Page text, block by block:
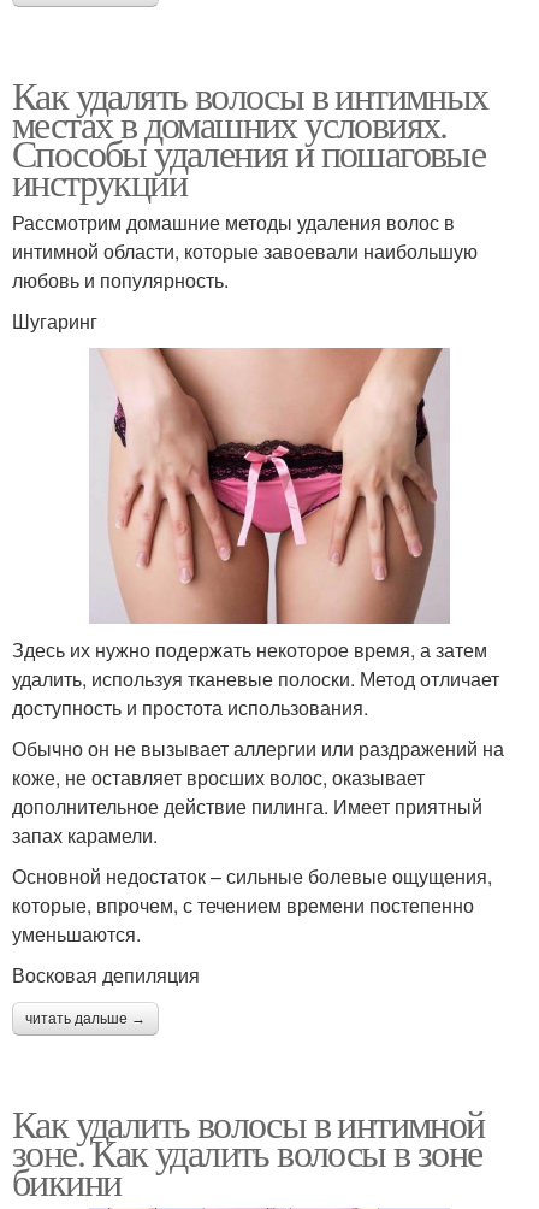
Как удалять волосы в интимных
местах в домашних условиях.
Способы удаления и пошаговые
инструкции
Рассмотрим домашние методы удаления волос в
интимной области, которые завоевали наибольшую
любовь и популярность.
Шугаринг
Здесь их нужно подержать некоторое время, а затем
удалить, используя тканевые полоски. Метод отличает
доступность и простота использования.
Обычно он не вызывает аллергии или раздражений на
коже, не оставляет вросших волос, оказывает
дополнительное действие пилинга. Имеет приятный
запах карамели.
Основной недостаток – сильные болевые ощущения,
которые, впрочем, с течением времени постепенно
уменьшаются.
Восковая депиляция
читать дальше →
Как удалить волосы в интимной
зоне. Как удалить волосы в зоне
бикини